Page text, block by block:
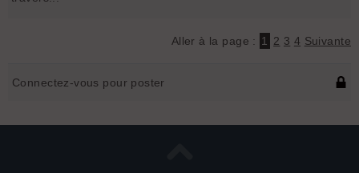
Aller à la page : 1 2 3 4 Suivante
Connectez-vous pour poster